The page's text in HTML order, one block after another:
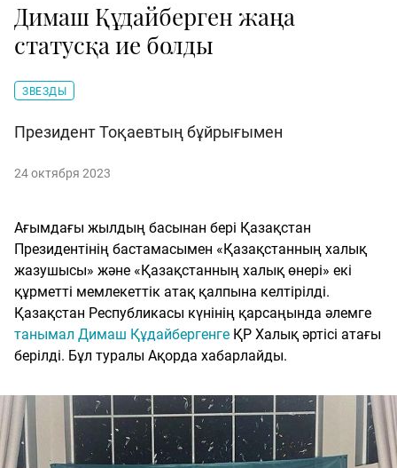
Димаш Құдайберген жаңа
статусқа ие болды
ЗВЕЗДЫ
Президент Тоқаевтың бұйрығымен
24 октября 2023
Ағымдағы жылдың басынан бері Қазақстан
Президентінің бастамасымен «Қазақстанның халық
жазушысы» және «Қазақстанның халық өнері» екі
құрметті мемлекеттік атақ қалпына келтірілді.
Қазақстан Республикасы күнінің қарсаңында әлемге
танымал Димаш Құдайбергенге ҚР Халық әртісі атағы
берілді. Бұл туралы Ақорда хабарлайды.